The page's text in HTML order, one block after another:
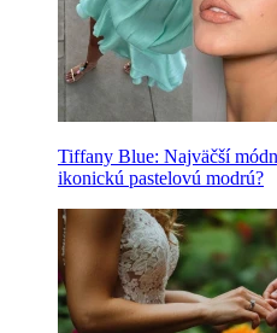
Tiffany Blue: Najväčší
ikonickú pastelovú modrú?